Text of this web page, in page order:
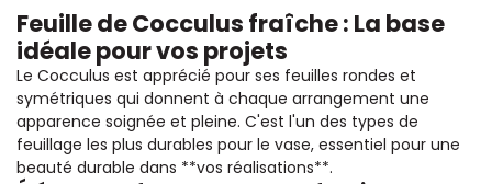
Feuille de Cocculus fraîche : La base
idéale pour vos projets
Le Cocculus est apprécié pour ses feuilles rondes et
symétriques qui donnent à chaque arrangement une
apparence soignée et pleine. C'est l'un des types de
feuillage les plus durables pour le vase, essentiel pour une
beauté durable dans **vos réalisations**.